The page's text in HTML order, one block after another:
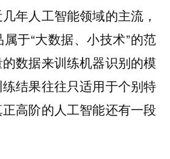
年人工智能领域的主流，
于“大数据、小技术”的范
数据来训练机器识别的模
结果往往只适用于个别特
高阶的人工智能还有一段